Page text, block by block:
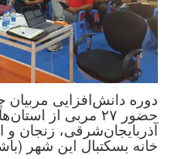
دوره دانش‌افزایی
حضور ۲۷ مربی از
آذربایجان‌شرقی، زنجان و
خانه بسکتبال این شهر